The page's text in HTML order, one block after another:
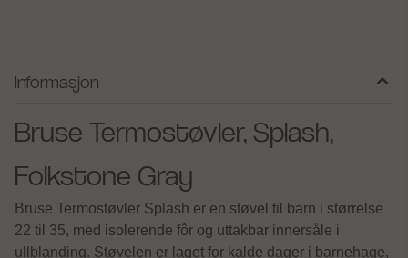
Informasjon
Bruse Termostøvler, Splash,
Folkstone Gray
Bruse Termostøvler Splash er en støvel til barn i størrelse
22 til 35, med isolerende fôr og uttakbar innersåle i
ullblanding. Støvelen er laget for kalde dager i barnehage,